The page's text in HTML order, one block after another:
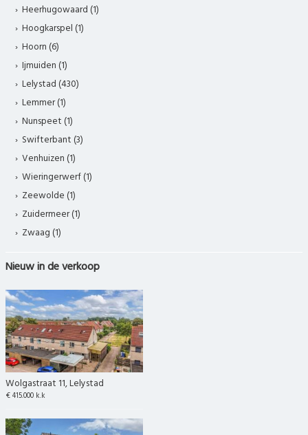
Heerhugowaard (1)
Hoogkarspel (1)
Hoorn (6)
Ijmuiden (1)
Lelystad (430)
Lemmer (1)
Nunspeet (1)
Swifterbant (3)
Venhuizen (1)
Wieringerwerf (1)
Zeewolde (1)
Zuidermeer (1)
Zwaag (1)
Nieuw in de verkoop
Wolgastraat 11, Lelystad
€ 415.000 k.k